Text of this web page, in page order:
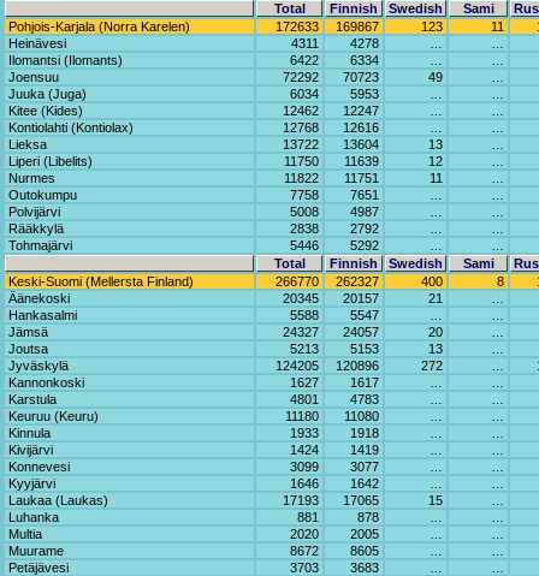
Total
Finnish Swedish Sami
Pohjois-Karjala (Norra Karelen)
172633 169867 123 11
Heinävesi
4311 4278
Ilomantsi (Ilomants)
6422 6334
Joensuu
72292 70723 49
Juuka (Juga)
6034 5953
Kitee (Kides)
12462 12247
Kontiolahti (Kontiolax)
12768 12616
Lieksa
13722 13604 13
Liperi (Libelits)
11750 11639 12
Nurmes
11822 11751 11
Outokumpu
7758 7651
Polvijärvi
5008 4987
Rääkkylä
2838 2792
Tohmajärvi
5446 5292
Total
Finnish Swedish Sami
Keski-Suomi (Mellersta Finland)
266770 262327 400 8
Äänekoski
20345 20157 21
Hankasalmi
5588 5547
Jämsä
24327 24057 20
Joutsa
5213 5153 13
Jyväskylä
124205 120896 272
Kannonkoski
1627 1617
Karstula
4801 4783
Keuruu (Keuru)
11180 11080
Kinnula
1933 1918
Kivijärvi
1424 1419
Konnevesi
3099 3077
Kyyjärvi
1646 1642
Laukaa (Laukas)
17193 17065 15
Luhanka
881 878
Multia
2020 2005
Muurame
8672 8605
Petäjävesi
3703 3683